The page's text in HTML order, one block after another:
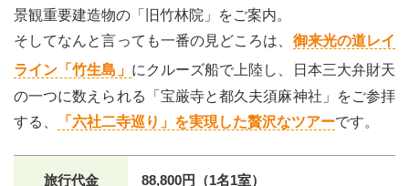
景観重要建造物の「旧竹林院」をご案内。
そしてなんと言っても一番の見どころは、 御来光の道レイ
ライン「竹生島」 にクルーズ船で上陸し、日本三大弁財天
の一つに数えられる「宝厳寺と都久夫須麻神社」をご参拝
する、
「六社二寺巡り」を実現した贅沢なツアーです。
旅行代金 88,800円（1名1室）